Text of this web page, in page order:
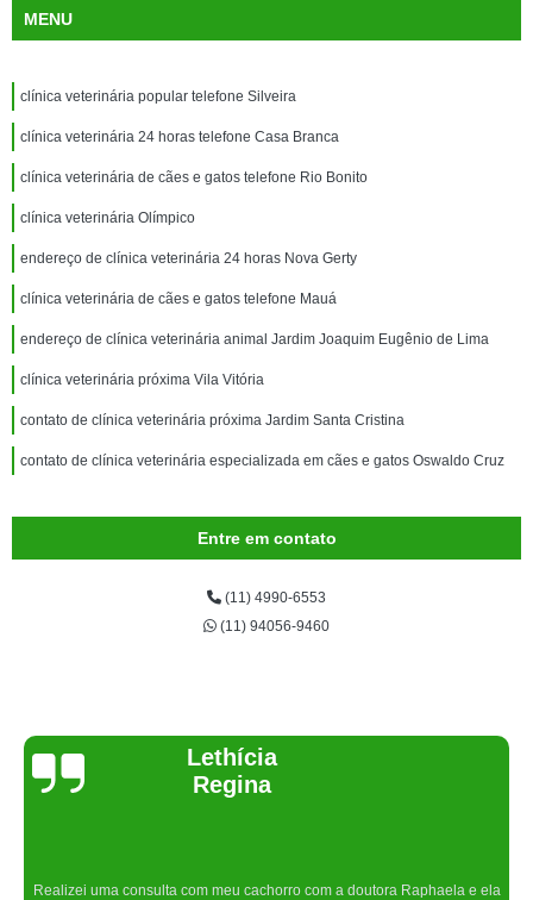
MENU
clínica veterinária popular telefone Silveira
clínica veterinária 24 horas telefone Casa Branca
clínica veterinária de cães e gatos telefone Rio Bonito
clínica veterinária Olímpico
endereço de clínica veterinária 24 horas Nova Gerty
clínica veterinária de cães e gatos telefone Mauá
endereço de clínica veterinária animal Jardim Joaquim Eugênio de Lima
clínica veterinária próxima Vila Vitória
contato de clínica veterinária próxima Jardim Santa Cristina
contato de clínica veterinária especializada em cães e gatos Oswaldo Cruz
Entre em contato
(11) 4990-6553
(11) 94056-9460
Joelma Lilian